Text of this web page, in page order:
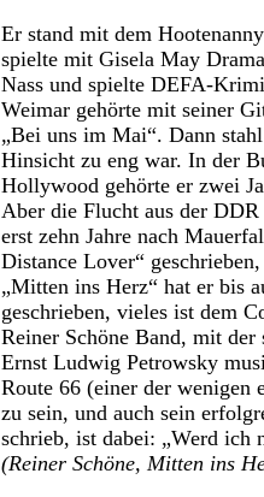
Er stand mit dem
spielte mit Gisela May
Nass und spielte DEFA-
Weimar gehörte mit seiner
„Bei uns im Mai“. Dann
Hinsicht zu eng war. In der
Hollywood gehörte er zwei
Aber die Flucht aus der DDR
erst zehn Jahre nach
Distance Lover“
„Mitten ins Herz“ hat er bis
geschrieben, vieles ist dem
Reiner Schöne Band, mit
Ernst Ludwig Petrowsky
Route 66 (einer der
zu sein, und auch sein
schrieb, ist dabei: „Werd ich
(Reiner Schöne, Mitten ins